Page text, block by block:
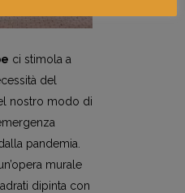
ci stimola a
del
nostro modo di
pandemia.
murale
dipinta con